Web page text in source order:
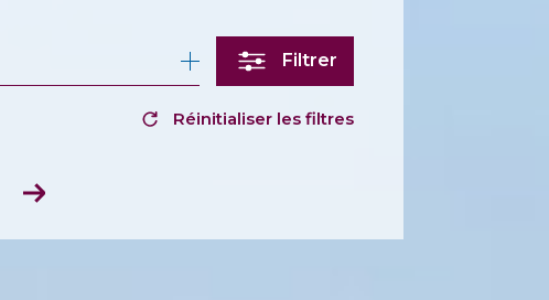
Filtrer
Réinitialiser les filtres